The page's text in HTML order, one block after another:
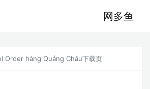
网多鱼
Order hàng Quảng Châu下载页